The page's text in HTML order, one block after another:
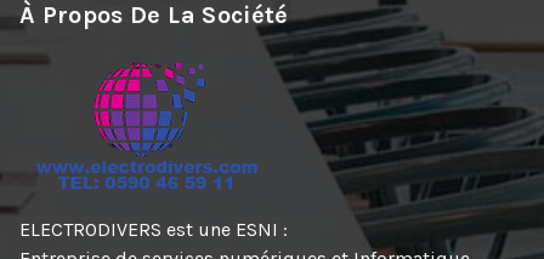
À Propos De La Société
ELECTRODIVERS est une ESNI :